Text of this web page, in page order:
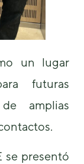
un lugar
futuras
amplias
se presentó